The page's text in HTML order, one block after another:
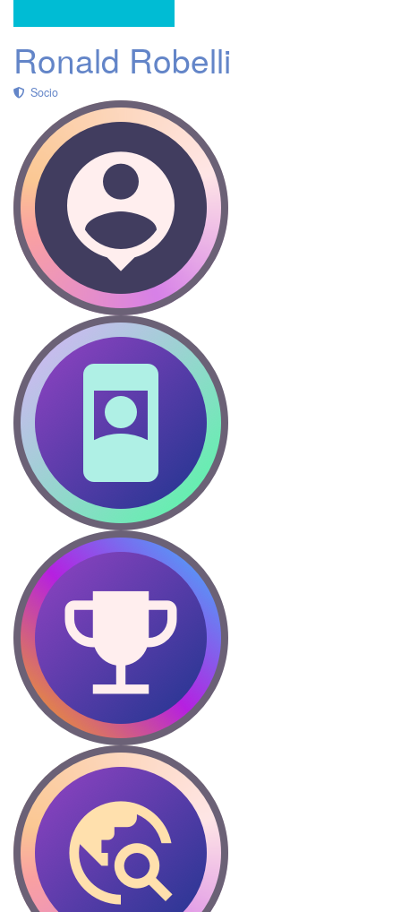
Ronald Robelli
Socio